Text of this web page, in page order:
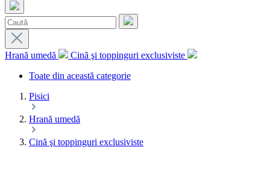
Hrană umedă
Cină şi toppinguri exclusiviste
Toate din această categorie
Pisici
Hrană umedă
Cină şi toppinguri exclusiviste